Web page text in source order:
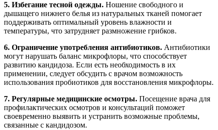
5. Избегание тесной одежды. Ношение свободного и
дышащего нижнего белья из натуральных тканей помогает
поддерживать оптимальный уровень влажности и
температуры, что затрудняет размножение грибков.
6. Ограничение употребления антибиотиков. Антибиотики
могут нарушать баланс микрофлоры, что способствует
развитию кандидоза. Если есть необходимость в их
применении, следует обсудить с врачом возможность
использования пробиотиков для восстановления микрофлоры.
7. Регулярные медицинские осмотры. Посещение врача для
профилактических осмотров и консультаций поможет
своевременно выявить и устранить возможные проблемы,
связанные с кандидозом.